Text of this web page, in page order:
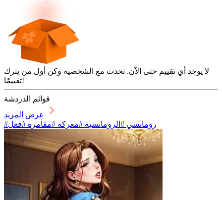
لا يوجد أي تقييم حتى الآن. تحدث مع الشخصية وكن أول من يترك
تقييمًا!
قوائم الدردشة
عرض المزيد
#رومانسي #الرومانسية #معركة #مفامرة #فعل